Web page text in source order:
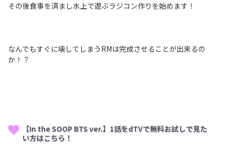
その後食事を済まし水上で遊ぶラジコン作りを始めます！
なんでもすぐに壊してしまうRMは完成させることが出来るの
か！？
【In the SOOP BTS ver.】1話をdTVで無料お試しで見た
い方はこちら！